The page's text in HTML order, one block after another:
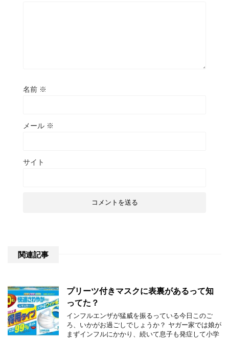
名前 ※
メール ※
サイト
関連記事
プリーツ付きマスクに表裏があるって知
ってた？
インフルエンザが猛威を振るっている今日このご
ろ、いかがお過ごしでしょうか？ ヤガー家では娘が
まずインフルにかかり、続いて息子も発症して小学